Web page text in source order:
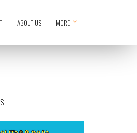
ABOUT US MORE